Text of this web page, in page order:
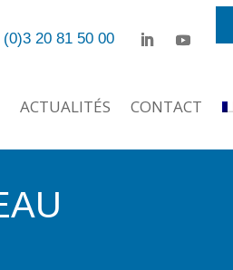
(0)3 20 81 50 00
ACTUALITÉS CONTACT